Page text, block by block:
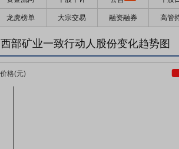
龙虎榜单 大宗交易 融资融券 高管
西部矿业一致行动人股份变化趋势图